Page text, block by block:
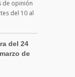
de opinión
del 10 al
del 24
de